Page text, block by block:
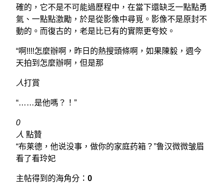
確的，它不是不可能過歷程中，在當下還缺乏一點點勇
氣、一點點激勵，於是從影像中尋覓。影像不是原封不
動的。而復古的，老是比已有的實際更夸姣。
“啊!!!!怎麼辦啊，昨日的熱搜頭條啊，如果陳毅，週今
天拍到怎麼辦啊，但是那
人打賞
“……是他嗎？！”
0
人 點贊
“布莱德，他说没事，做你的家庭药箱？”鲁汉微微皱眉
看了看玲妃
主帖得到的海角分： 0